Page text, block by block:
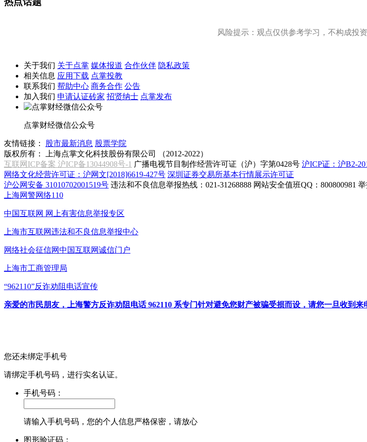
风险提示：观点仅供参考学习，不构成投
关于我们 关于点掌 媒体报道 合作伙伴 隐私政策
相关信息 应用下载 点掌投教
联系我们 帮助中心 商务合作 公告
加入我们 申请认证砖家 招贤纳士 点掌发布
点掌财经微信公众号
友情链接： 股市最新消息 股票学院
版权所有：
上海点掌文化科技股份有限公司 （2012-2022）
互联网ICP备案 沪ICP备13044908号-1 广播电视节目制作经营许可证（沪）字第0428号 沪ICP证：沪B2-
网络文化经营许可证：沪网文[2018]6619-427号 深圳证券交易所基本行情展示许可证
沪公网安备 31010702001519号 违法和不良信息举报热线：021-31268888 网站安全值班QQ：800800981 举
上海网警网络110
中国互联网 网上有害信息举报专区
上海市互联网违法和不良信息举报中心
网络社会征信网中国互联网诚信门户
上海市工商管理局
“962110”反诈劝阻电话宣传
亲爱的市民朋友，上海警方反诈劝阻电话 962110 系专门针对避免您财产被骗受损而设，请您一旦收到来
您还未绑定手机号
请绑定手机号码，进行实名认证。
手机号码：
请输入手机号码，您的个人信息严格保密，请放心
图形验证码：